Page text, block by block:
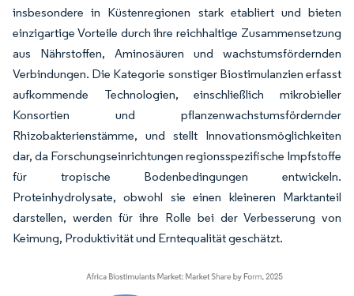
insbesondere in Küstenregionen stark etabliert und bieten
einzigartige Vorteile durch ihre reichhaltige Zusammensetzung
aus Nährstoffen, Aminosäuren und wachstumsfördernden
Verbindungen. Die Kategorie sonstiger Biostimulanzien erfasst
aufkommende Technologien, einschließlich mikrobieller
Konsortien und pflanzenwachstumsfördernder
Rhizobakterienstämme, und stellt Innovationsmöglichkeiten
dar, da Forschungseinrichtungen regionsspezifische Impfstoffe
für tropische Bodenbedingungen entwickeln.
Proteinhydrolysate, obwohl sie einen kleineren Marktanteil
darstellen, werden für ihre Rolle bei der Verbesserung von
Keimung, Produktivität und Erntequalität geschätzt.